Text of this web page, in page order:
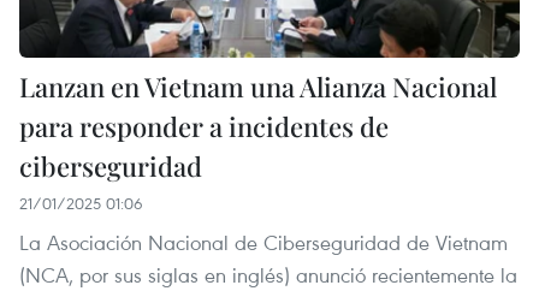
Lanzan en Vietnam una Alianza Nacional
para responder a incidentes de
ciberseguridad
21/01/2025 01:06
La Asociación Nacional de Ciberseguridad de Vietnam
(NCA, por sus siglas en inglés) anunció recientemente la